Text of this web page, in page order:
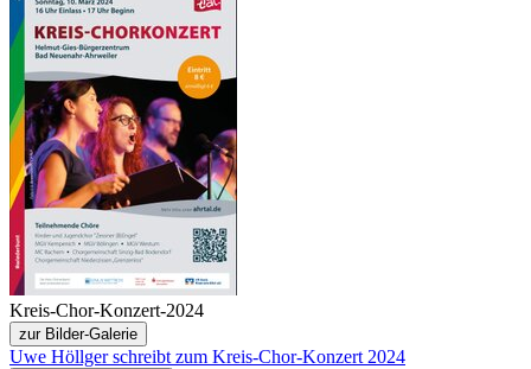
Kreis-Chor-Konzert-2024
zur Bilder-Galerie
Uwe Höllger schreibt zum Kreis-Chor-Konzert 2024